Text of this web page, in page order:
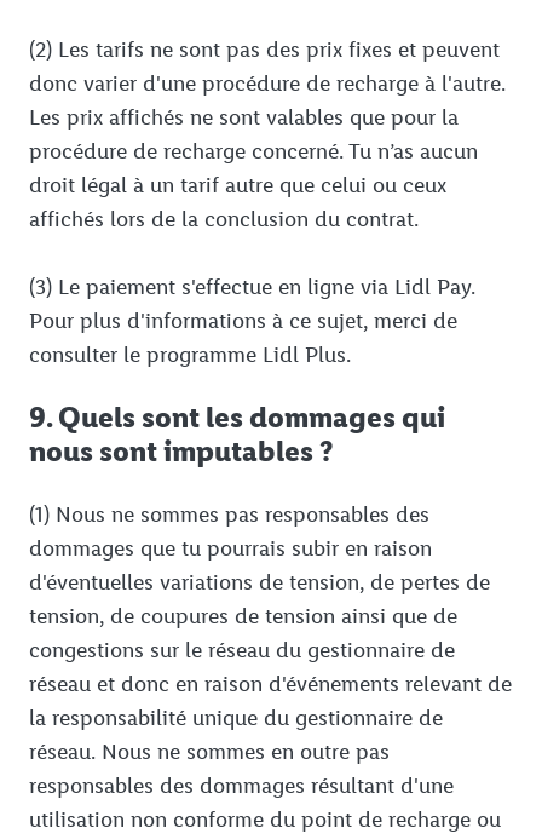
(2) Les tarifs ne sont pas des prix fixes et peuvent
donc varier d'une procédure de recharge à l'autre.
Les prix affichés ne sont valables que pour la
procédure de recharge concerné. Tu n’as aucun
droit légal à un tarif autre que celui ou ceux
affichés lors de la conclusion du contrat.
(3) Le paiement s'effectue en ligne via Lidl Pay.
Pour plus d'informations à ce sujet, merci de
consulter le programme Lidl Plus.
9. Quels sont les dommages qui
nous sont imputables ?
(1) Nous ne sommes pas responsables des
dommages que tu pourrais subir en raison
d'éventuelles variations de tension, de pertes de
tension, de coupures de tension ainsi que de
congestions sur le réseau du gestionnaire de
réseau et donc en raison d'événements relevant de
la responsabilité unique du gestionnaire de
réseau. Nous ne sommes en outre pas
responsables des dommages résultant d'une
utilisation non conforme du point de recharge ou